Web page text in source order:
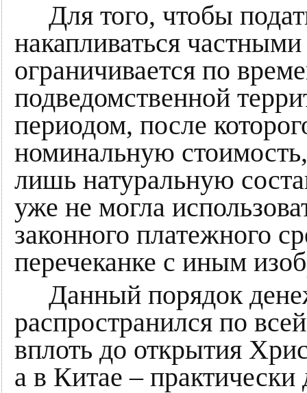
Для того, чтобы
накапливаться
ограничивается по
подведомственной
периодом, после
номинальную
лишь натуральную
уже не могла
законного платежного
перечеканке с иным
Данный порядок
распространился по
вплоть до открытия
а в Китае –